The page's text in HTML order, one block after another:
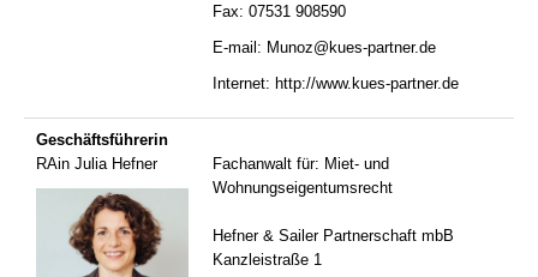
Fax: 07531 908590
E-mail: Munoz@kues-partner.de
Internet: http://www.kues-partner.de
Geschäftsführerin
RAin Julia Hefner
Fachanwalt für: Miet- und
Wohnungseigentumsrecht
Hefner & Sailer Partnerschaft mbB
Kanzleistraße 1